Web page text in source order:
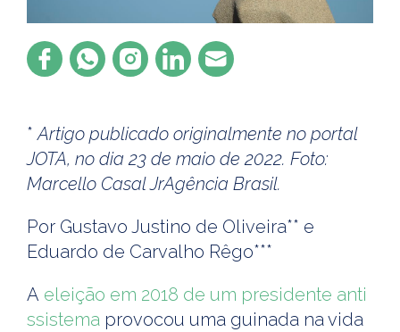
* Artigo publicado originalmente no portal
JOTA, no dia 23 de maio de 2022. Foto:
Marcello Casal JrAgência Brasil.
Por Gustavo Justino de Oliveira** e
Eduardo de Carvalho Rêgo***
A eleição em 2018 de um presidente anti
ssistema provocou uma guinada na vida